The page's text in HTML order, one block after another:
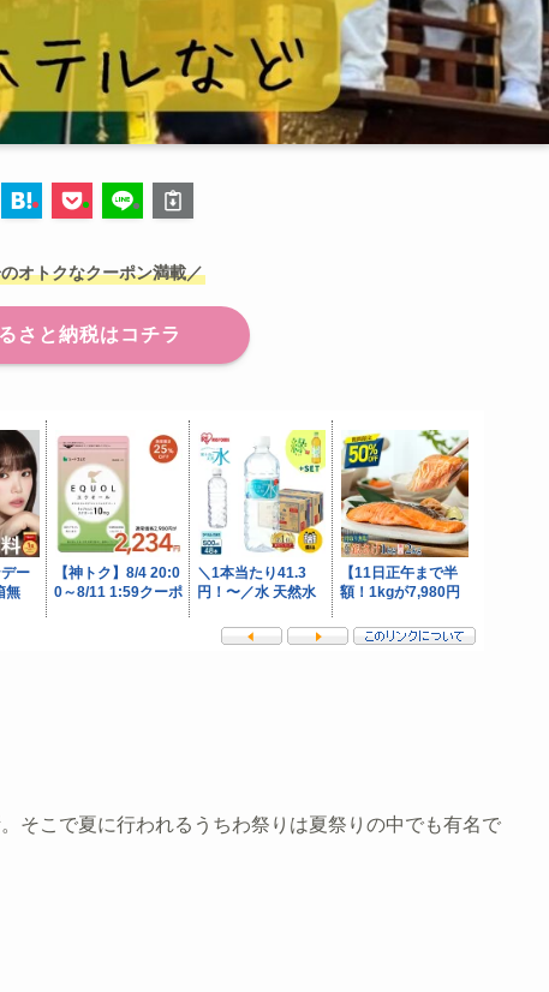
オトクなクーポン満載／
さと納税はコチラ
そこで夏に行われるうちわ祭りは夏祭りの中でも有名で